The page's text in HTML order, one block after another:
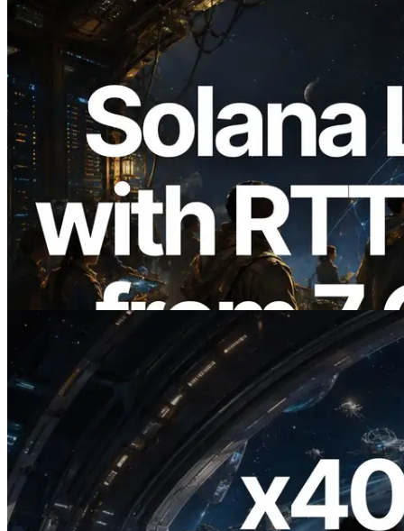
2026.08.05
ERPC, Solana Leader Slot API'yi 7
küresel bölgeden ping ölçümüyle
genişletti — Validators Information API
de yayında
Bu makaleyi oku
2026.07.04